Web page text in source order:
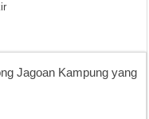
Jagoan Kampung yang